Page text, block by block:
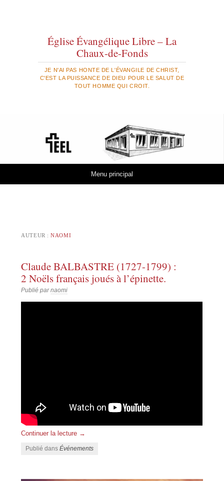
Église Évangélique Libre – La
Chaux-de-Fonds
JE N'AI PAS HONTE DE L'ÉVANGILE DE CHRIST,
C'EST LA PUISSANCE DE DIEU POUR LE SALUT DE
TOUT HOMME QUI CROIT.
Menu principal
AUTEUR :NAOMI
Claude BALBASTRE (1727-1799) :
2 Noëls français joués à l’épinette.
Publié parnaomi
Continuer la lecture →
Publié dansÉvénements